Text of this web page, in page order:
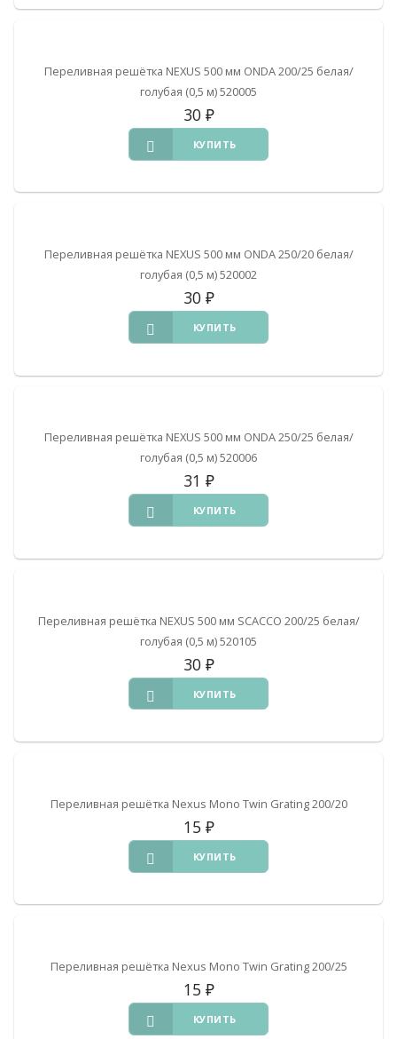
Переливная решётка NEXUS 500 мм ONDA 200/25 белая/
голубая (0,5 м) 520005
30 ₽
КУПИТЬ
Переливная решётка NEXUS 500 мм ONDA 250/20 белая/
голубая (0,5 м) 520002
30 ₽
КУПИТЬ
Переливная решётка NEXUS 500 мм ONDA 250/25 белая/
голубая (0,5 м) 520006
31 ₽
КУПИТЬ
Переливная решётка NEXUS 500 мм SCACCO 200/25 белая/
голубая (0,5 м) 520105
30 ₽
КУПИТЬ
Переливная решётка Nexus Mono Twin Grating 200/20
15 ₽
КУПИТЬ
Переливная решётка Nexus Mono Twin Grating 200/25
15 ₽
КУПИТЬ